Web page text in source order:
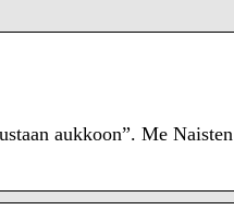
aukkoon”. Me Naisten